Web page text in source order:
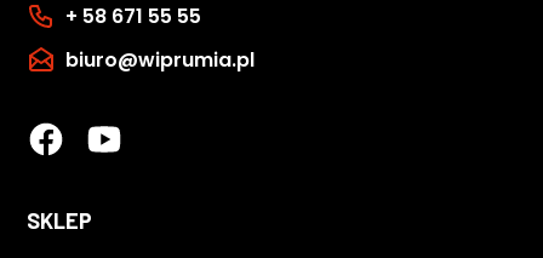
+ 58 671 55 55
biuro@wiprumia.pl
SKLEP